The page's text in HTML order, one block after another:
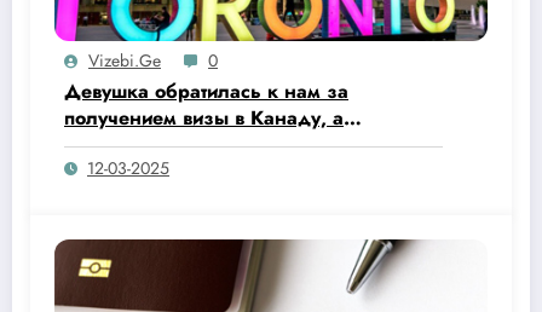
Vizebi.ge 0
Девушка обратилась к нам за
получением визы в Канаду, а
оказалось, что…
12-03-2025